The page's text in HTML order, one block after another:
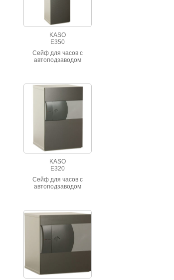
KASO
E350
Сейф для часов с
автоподзаводом
KASO
E320
Сейф для часов с
автоподзаводом